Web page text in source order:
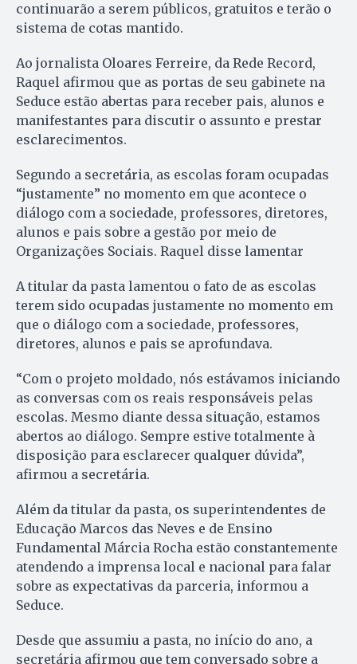
continuarão a serem públicos, gratuitos e terão o
sistema de cotas mantido.
Ao jornalista Oloares Ferreire, da Rede Record,
Raquel afirmou que as portas de seu gabinete na
Seduce estão abertas para receber pais, alunos e
manifestantes para discutir o assunto e prestar
esclarecimentos.
Segundo a secretária, as escolas foram ocupadas
“justamente” no momento em que acontece o
diálogo com a sociedade, professores, diretores,
alunos e pais sobre a gestão por meio de
Organizações Sociais. Raquel disse lamentar
A titular da pasta lamentou o fato de as escolas
terem sido ocupadas justamente no momento em
que o diálogo com a sociedade, professores,
diretores, alunos e pais se aprofundava.
“Com o projeto moldado, nós estávamos iniciando
as conversas com os reais responsáveis pelas
escolas. Mesmo diante dessa situação, estamos
abertos ao diálogo. Sempre estive totalmente à
disposição para esclarecer qualquer dúvida”,
afirmou a secretária.
Além da titular da pasta, os superintendentes de
Educação Marcos das Neves e de Ensino
Fundamental Márcia Rocha estão constantemente
atendendo a imprensa local e nacional para falar
sobre as expectativas da parceria, informou a
Seduce.
Desde que assumiu a pasta, no início do ano, a
secretária afirmou que tem conversado sobre a